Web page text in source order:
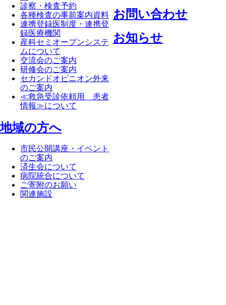
診察・検査予約
各種検査の事前案内資料
連携登録医制度・連携登
録医療機関
産科セミオープンシステ
ムについて
交流会のご案内
研修会のご案内
セカンドオピニオン外来
のご案内
≪救急受診依頼用 患者
情報≫について
地域の方へ
市民公開講座・イベント
のご案内
済生会について
病院統合について
ご寄附のお願い
関連施設
お問い合わせ
お知らせ